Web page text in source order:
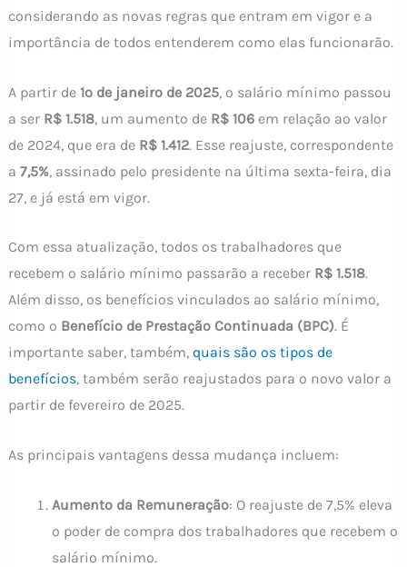
considerando as novas regras que entram em vigor e a
importância de todos entenderem como elas funcionarão.
A partir de 1º de janeiro de 2025, o salário mínimo passou
a ser R$ 1.518, um aumento de R$ 106em relação ao valor
de 2024, que era de R$ 1.412. Esse reajuste, correspondente
a 7,5%, assinado pelo presidente na última sexta-feira, dia
27, e já está em vigor.
Com essa atualização, todos os trabalhadores que
recebem o salário mínimo passarão a receber R$ 1.518.
Além disso, os benefícios vinculados ao salário mínimo,
como o Benefício de Prestação Continuada (BPC). É
importante saber, também, quais são os tipos de
benefícios, também serão reajustados para o novo valor a
partir de fevereiro de 2025.
As principais vantagens dessa mudança incluem:
Aumento da Remuneração: O reajuste de 7,5% eleva
o poder de compra dos trabalhadores que recebem o
salário mínimo.